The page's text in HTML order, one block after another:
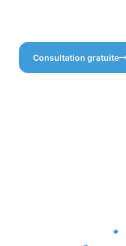
Consultation gratuite